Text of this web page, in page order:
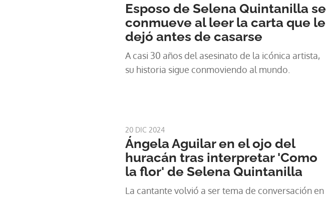
Esposo de Selena Quintanilla se
conmueve al leer la carta que le
dejó antes de casarse
A casi 30 años del asesinato de la icónica artista,
su historia sigue conmoviendo al mundo.
20 DIC 2024
Ángela Aguilar en el ojo del
huracán tras interpretar 'Como
la flor' de Selena Quintanilla
La cantante volvió a ser tema de conversación en